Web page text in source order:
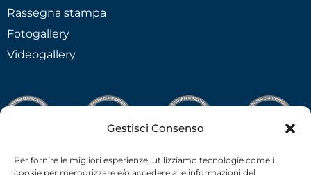
Gestisci Consenso
Per fornire le migliori esperienze, utilizziamo tecnologie come i
cookie per memorizzare e/o accedere alle informazioni del
Rassegna stampa
Fotogallery
Videogallery